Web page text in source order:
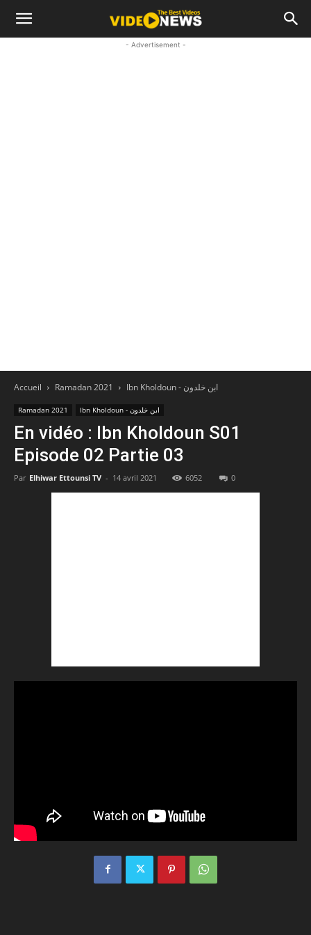
- Advertisement -
Accueil Ramadan 2021 Ibn Kholdoun - ابن خلدون
Ramadan 2021 Ibn Kholdoun - ابن خلدون
En vidéo : Ibn Kholdoun S01
Episode 02 Partie 03
Par Elhiwar Ettounsi TV - 14 avril 2021 6052 0